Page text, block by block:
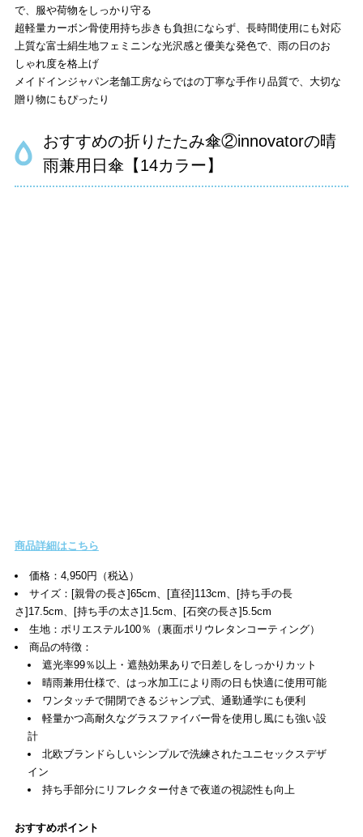
で、服や荷物をしっかり守る
超軽量カーボン骨使用持ち歩きも負担にならず、長時間使用にも対応
上質な富士絹生地フェミニンな光沢感と優美な発色で、雨の日のお
しゃれ度を格上げ
メイドインジャパン老舗工房ならではの丁寧な手作り品質で、大切な
贈り物にもぴったり
おすすめの折りたたみ傘②innovatorの晴
雨兼用日傘【14カラー】
商品詳細はこちら
価格：4,950円（税込）
サイズ：[親骨の長さ]65cm、[直径]113cm、[持ち手の長
さ]17.5cm、[持ち手の太さ]1.5cm、[石突の長さ]5.5cm
生地：ポリエステル100％（裏面ポリウレタンコーティング）
商品の特徴：
遮光率99％以上・遮熱効果ありで日差しをしっかりカット
晴雨兼用仕様で、はっ水加工により雨の日も快適に使用可能
ワンタッチで開閉できるジャンプ式、通勤通学にも便利
軽量かつ高耐久なグラスファイバー骨を使用し風にも強い設
計
北欧ブランドらしいシンプルで洗練されたユニセックスデザ
イン
持ち手部分にリフレクター付きで夜道の視認性も向上
おすすめポイント